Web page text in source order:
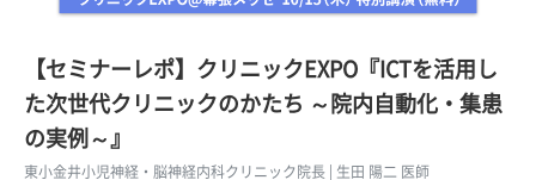
【セミナーレポ】クリニックEXPO『ICTを活用し
た次世代クリニックのかたち ～院内自動化・集患
の実例～』
東小金井小児神経・脳神経内科クリニック院長
| 生田 陽二 医師